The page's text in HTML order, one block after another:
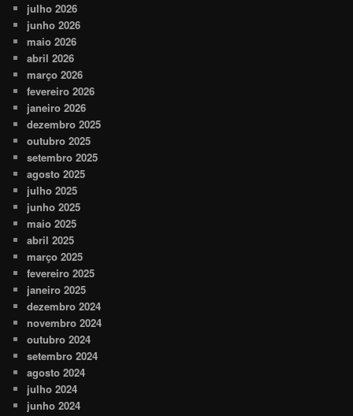
julho 2026
junho 2026
maio 2026
abril 2026
março 2026
fevereiro 2026
janeiro 2026
dezembro 2025
outubro 2025
setembro 2025
agosto 2025
julho 2025
junho 2025
maio 2025
abril 2025
março 2025
fevereiro 2025
janeiro 2025
dezembro 2024
novembro 2024
outubro 2024
setembro 2024
agosto 2024
julho 2024
junho 2024